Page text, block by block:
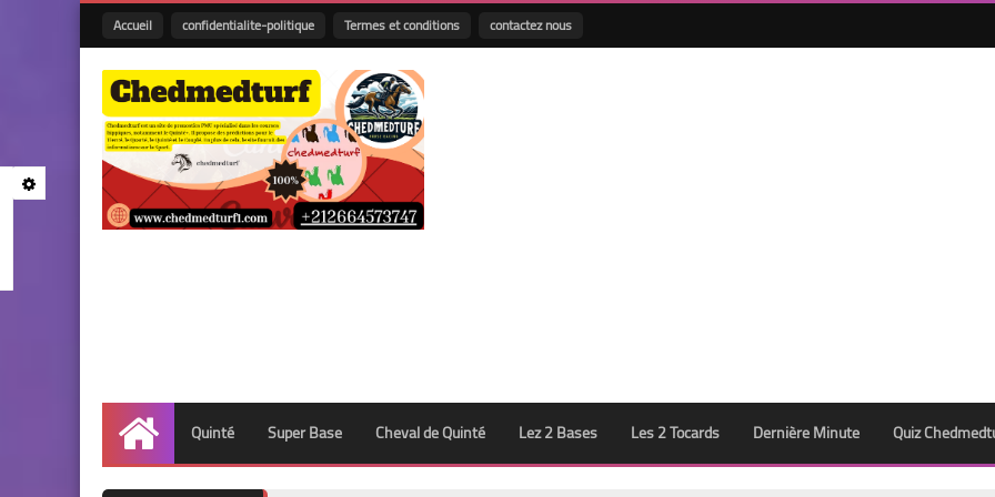
Accueil confidentialite-politique Termes et conditions contactez nous
Accueil
Quinté Super Base Cheval de Quinté Lez 2 Bases Les 2 Tocards Dernière Minute Quiz